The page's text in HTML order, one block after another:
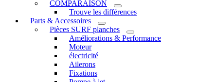
COMPARAISON
Trouve les différences
Parts & Accessoires
Pièces SURF planches
Améliorations & Performance
Moteur
électricité
Ailerons
Fixations